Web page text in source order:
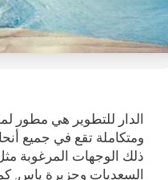
الدار للتطوير هي مطور
ومتكاملة تقع في جميع
ذلك الوجهات المرغوبة
السعديات وجزيرة ياس.